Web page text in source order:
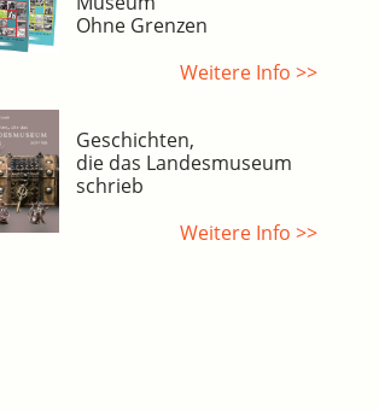
Ohne Grenzen
Weitere Info >>
Geschichten,
die das Landesmuseum
schrieb
Weitere Info >>